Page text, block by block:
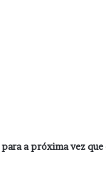
a próxima vez